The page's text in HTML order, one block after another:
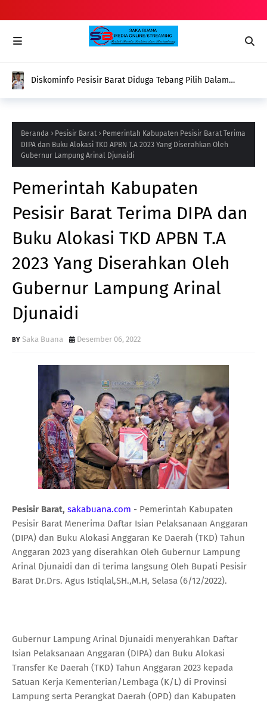
Diskominfo Pesisir Barat Diduga Tebang Pilih Dalam
Beranda Pesisir Barat
Pemerintah Kabupaten Pesisir Barat Terima
DIPA dan Buku Alokasi TKD APBN T.A 2023 Yang Diserahkan Oleh
Gubernur Lampung Arinal Djunaidi
Pemerintah Kabupaten
Pesisir Barat Terima DIPA dan
Buku Alokasi TKD APBN T.A
2023 Yang Diserahkan Oleh
Gubernur Lampung Arinal
Djunaidi
Saka Buana Desember 06, 2022
Pesisir Barat, sakabuana.com - Pemerintah Kabupaten
Pesisir Barat Menerima Daftar Isian Pelaksanaan Anggaran
(DIPA) dan Buku Alokasi Anggaran Ke Daerah (TKD) Tahun
Anggaran 2023 yang diserahkan Oleh Gubernur Lampung
Arinal Djunaidi dan di terima langsung Oleh Bupati Pesisir
Barat Dr.Drs. Agus Istiqlal,SH.,M.H, Selasa (6/12/2022).
Gubernur Lampung Arinal Djunaidi menyerahkan Daftar
Isian Pelaksanaan Anggaran (DIPA) dan Buku Alokasi
Transfer Ke Daerah (TKD) Tahun Anggaran 2023 kepada
Satuan Kerja Kementerian/Lembaga (K/L) di Provinsi
Lampung serta Perangkat Daerah (OPD) dan Kabupaten